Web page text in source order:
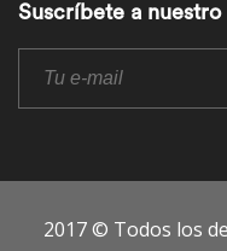
Suscríbete a
2017 © Todos los